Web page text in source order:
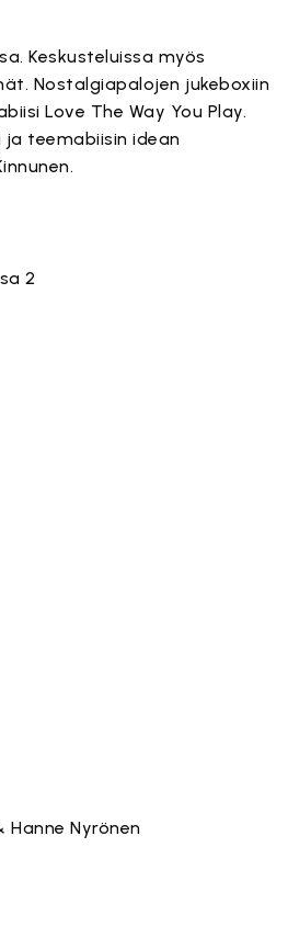
Keskusteluissa myös
Nostalgiapalojen jukeboxiin
Love The Way You Play.
teemabiisin idean
2
Hanne Nyrönen